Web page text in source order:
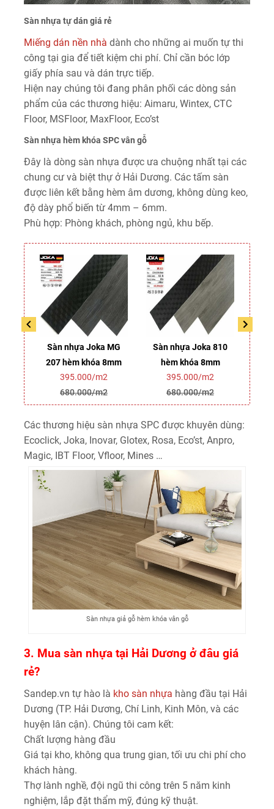
Sàn nhựa tự dán giá rẻ
Miếng dán nền nhà dành cho những ai muốn tự thi
công tại gia để tiết kiệm chi phí. Chỉ cần bóc lớp
giấy phía sau và dán trực tiếp.
Hiện nay chúng tôi đang phân phối các dòng sản
phẩm của các thương hiệu: Aimaru, Wintex, CTC
Floor, MSFloor, MaxFloor, Eco’st
Sàn nhựa hèm khóa SPC vân gỗ
Đây là dòng sàn nhựa được ưa chuộng nhất tại các
chung cư và biệt thự ở Hải Dương. Các tấm sàn
được liên kết bằng hèm âm dương, không dùng keo,
độ dày phổ biến từ 4mm – 6mm.
Phù hợp: Phòng khách, phòng ngủ, khu bếp.
Sàn nhựa Joka MG
207 hèm khóa 8mm
395.000/m2
680.000/m2
Sàn nhựa Joka 810
hèm khóa 8mm
395.000/m2
680.000/m2
Các thương hiệu sàn nhựa SPC được khuyên dùng:
Ecoclick, Joka, Inovar, Glotex, Rosa, Eco’st, Anpro,
Magic, IBT Floor, Vfloor, Mines …
Sàn nhựa giả gỗ hèm khóa vân gỗ
3. Mua sàn nhựa tại Hải Dương ở đâu giá
rẻ?
Sandep.vn tự hào là kho sàn nhựa hàng đầu tại Hải
Dương (TP. Hải Dương, Chí Linh, Kinh Môn, và các
huyện lân cận). Chúng tôi cam kết:
Chất lượng hàng đầu
Giá tại kho, không qua trung gian, tối ưu chi phí cho
khách hàng.
Thợ lành nghề, đội ngũ thi công trên 5 năm kinh
nghiệm, lắp đặt thẩm mỹ, đúng kỹ thuật.